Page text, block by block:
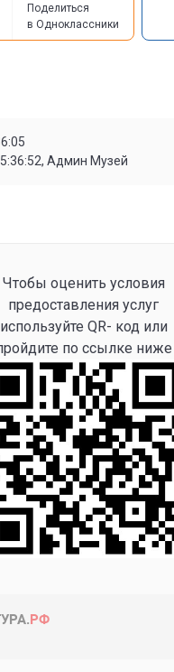
Поделиться
в Одноклассники
Админ Музей
Чтобы оценить условия
предоставления услуг
используйте QR- код или
по ссылке ниже